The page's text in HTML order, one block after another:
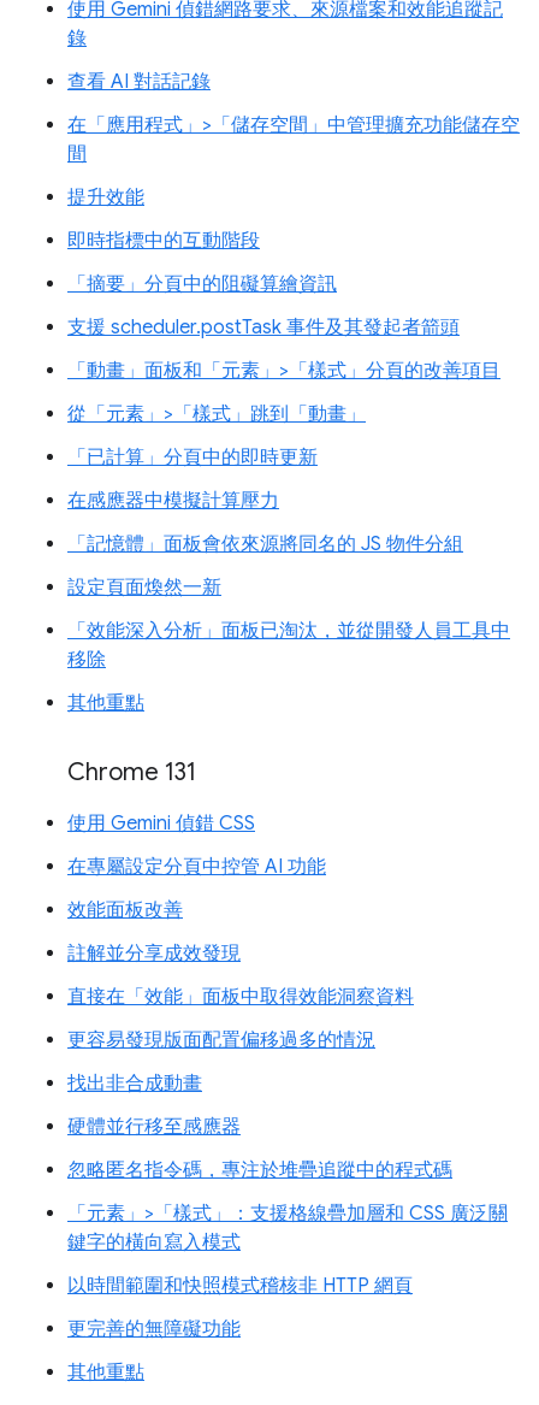
使用 Gemini 偵錯網路要求、來源檔案和效能追蹤記
錄
查看 AI 對話記錄
在「應用程式」>「儲存空間」中管理擴充功能儲存空
間
提升效能
即時指標中的互動階段
「摘要」分頁中的阻礙算繪資訊
支援 scheduler.postTask 事件及其發起者箭頭
「動畫」面板和「元素」>「樣式」分頁的改善項目
從「元素」>「樣式」跳到「動畫」
「已計算」分頁中的即時更新
在感應器中模擬計算壓力
「記憶體」面板會依來源將同名的 JS 物件分組
設定頁面煥然一新
「效能深入分析」面板已淘汰，並從開發人員工具中
移除
其他重點
Chrome 131
使用 Gemini 偵錯 CSS
在專屬設定分頁中控管 AI 功能
效能面板改善
註解並分享成效發現
直接在「效能」面板中取得效能洞察資料
更容易發現版面配置偏移過多的情況
找出非合成動畫
硬體並行移至感應器
忽略匿名指令碼，專注於堆疊追蹤中的程式碼
「元素」>「樣式」：支援格線疊加層和 CSS 廣泛關
鍵字的橫向寫入模式
以時間範圍和快照模式稽核非 HTTP 網頁
更完善的無障礙功能
其他重點